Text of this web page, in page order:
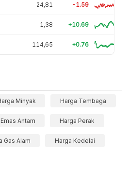
24,81 -1.59
1,38 +10.69
114,65 +0.76
Minyak Harga Tembaga
Antam Harga Perak
Gas Alam Harga Kedelai